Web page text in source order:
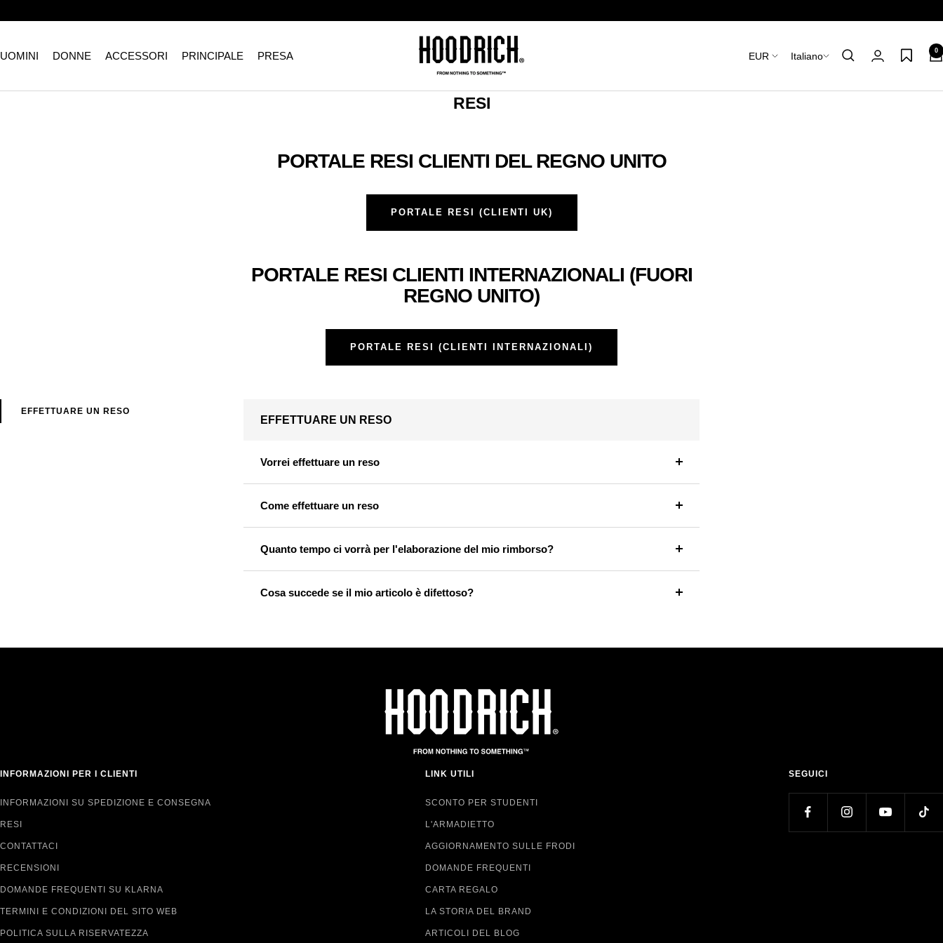
UOMINI
DONNE ACCESSORI PRINCIPALE PRESA
Hoodrich
Paese/Area
EUR Lingua
Italiano 0
RESI
PORTALE RESI CLIENTI DEL REGNO UNITO
PORTALE RESI (CLIENTI UK)
PORTALE RESI CLIENTI INTERNAZIONALI (FUORI
REGNO UNITO)
PORTALE RESI (CLIENTI INTERNAZIONALI)
EFFETTUARE UN RESO
EFFETTUARE UN RESO
Vorrei effettuare un reso
Come effettuare un reso
Quanto tempo ci vorrà per l'elaborazione del mio rimborso?
Cosa succede se il mio articolo è difettoso?
INFORMAZIONI PER I CLIENTI
INFORMAZIONI SU SPEDIZIONE E CONSEGNA
RESI
CONTATTACI
RECENSIONI
DOMANDE FREQUENTI SU KLARNA
TERMINI E CONDIZIONI DEL SITO WEB
POLITICA SULLA RISERVATEZZA
LINK UTILI
SCONTO PER STUDENTI
L'ARMADIETTO
AGGIORNAMENTO SULLE FRODI
DOMANDE FREQUENTI
CARTA REGALO
LA STORIA DEL BRAND
ARTICOLI DEL BLOG
SEGUICI